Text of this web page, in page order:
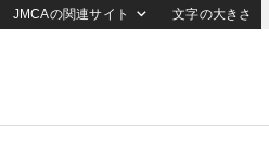
JMCAの関連サイト 文字の大きさ